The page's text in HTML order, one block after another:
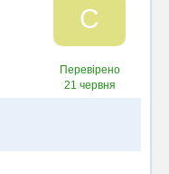
C
Перевірено
21 червня